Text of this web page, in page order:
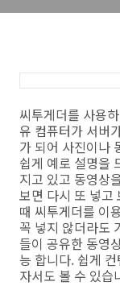
씨투게더를 사용
유 컴퓨터가 서버
가 되어 사진이나
쉽게 예로 설명을
지고 있고 동영상
보면 다시 또 넣고
때 씨투게더를 이
꼭 넣지 않더라도
들이 공유한 동영
능 합니다. 쉽게
자서도 볼 수 있습